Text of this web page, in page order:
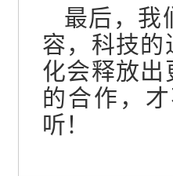
最后，我
容，科技的
化会释放出
的合作，
听！